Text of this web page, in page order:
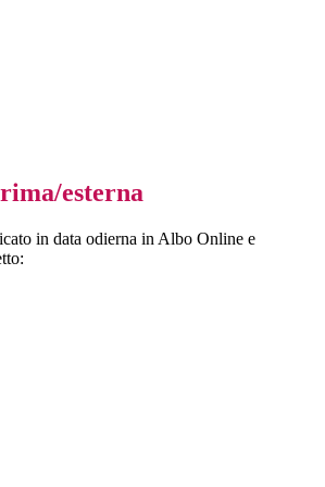
esterna
in data odierna in Albo Online e